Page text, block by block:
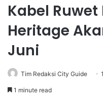
Kabel
Heritage
Juni
Tim Redaksi City Guide
1 minute read